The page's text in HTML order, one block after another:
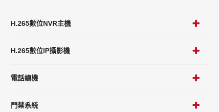
H.265數位NVR主機
H.265數位IP攝影機
電話總機
門禁系統